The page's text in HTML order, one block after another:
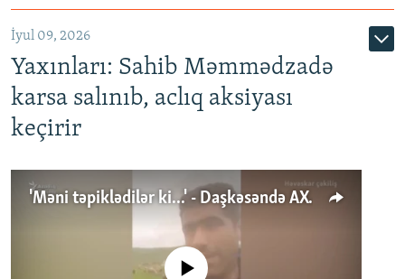
İyul 09, 2026
Yaxınları: Sahib Məmmədzadə
karsa salınıb, aclıq aksiyası
keçirir
'Məni təpiklədilər ki...' - Daşkəsəndə AXCP fəalının yaxınları onun həbsinə etiraz edirlər
No media source currently available